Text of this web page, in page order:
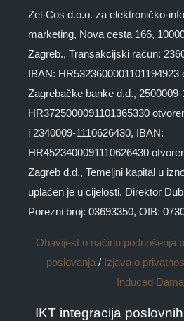
Zel-Cos d.o.o. za elektroničko-
marketing, Nova cesta 166,
Zagreb., Transakcijski račun:
IBAN: HR5323600001101194923
Zagrebačke banke d.d.,
HR3725000091101365330
i 2340009-1110626430, IBAN:
HR4523400091110626430
Zagreb d.d., Temeljni kapital u
uplaćen je u cijelosti. Direktor
Porezni broj: 03693350, OIB:
Obavijest o načinu podnošenja
poslovanja / Izjava o
Induced
IKT integracija